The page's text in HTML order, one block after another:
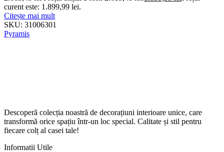
curent este: 1.899,99 lei.
Citește mai mult
SKU: 31006301
Pyramis
Descoperă colecția noastră de decorațiuni interioare unice, care
transformă orice spațiu într-un loc special. Calitate și stil pentru
fiecare colț al casei tale!
Informatii Utile